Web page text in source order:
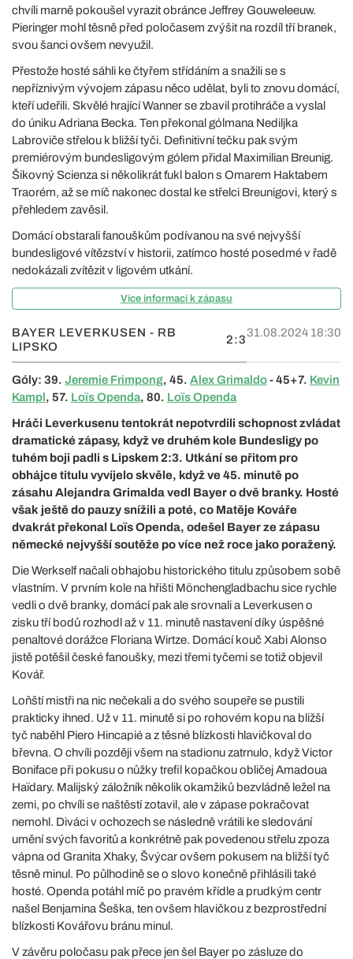
chvíli marně pokoušel vyrazit obránce Jeffrey Gouweleeuw.
Pieringer mohl těsně před poločasem zvýšit na rozdíl tří branek,
svou šanci ovšem nevyužil.
Přestože hosté sáhli ke čtyřem střídáním a snažili se s
nepříznivým vývojem zápasu něco udělat, byli to znovu domácí,
kteří udeřili. Skvělé hrající Wanner se zbavil protihráče a vyslal
do úniku Adriana Becka. Ten překonal gólmana Nediljka
Labroviče střelou k bližší tyči. Definitivní tečku pak svým
premiérovým bundesligovým gólem přidal Maximilian Breunig.
Šikovný Scienza si několikrát ťukl balon s Omarem Haktabem
Traorém, až se míč nakonec dostal ke střelci Breunigovi, který s
přehledem zavěsil.
Domácí obstarali fanouškům podívanou na své nejvyšší
bundesligové vítězství v historii, zatímco hosté posedmé v řadě
nedokázali zvítězit v ligovém utkání.
Více informací k zápasu
BAYER LEVERKUSEN - RB
LIPSKO
2:3
31.08.2024 18:30
Góly: 39. Jeremie Frimpong, 45. Alex Grimaldo- 45+7. Kevin
Kampl, 57. Loïs Openda, 80. Loïs Openda
Hráči Leverkusenu tentokrát nepotvrdili schopnost zvládat
dramatické zápasy, když ve druhém kole Bundesligy po
tuhém boji padli s Lipskem 2:3. Utkání se přitom pro
obhájce titulu vyvíjelo skvěle, když ve 45. minutě po
zásahu Alejandra Grimalda vedl Bayer o dvě branky. Hosté
však ještě do pauzy snížili a poté, co Matěje Kováře
dvakrát překonal Loïs Openda, odešel Bayer ze zápasu
německé nejvyšší soutěže po více než roce jako poražený.
Die Werkself načali obhajobu historického titulu způsobem sobě
vlastním. V prvním kole na hřišti Mönchengladbachu sice rychle
vedli o dvě branky, domácí pak ale srovnali a Leverkusen o
zisku tří bodů rozhodl až v 11. minutě nastavení díky úspěšné
penaltové dorážce Floriana Wirtze. Domácí kouč Xabi Alonso
jistě potěšil české fanoušky, mezi třemi tyčemi se totiž objevil
Kovář.
Loňští mistři na nic nečekali a do svého soupeře se pustili
prakticky ihned. Už v 11. minutě si po rohovém kopu na bližší
tyč naběhl Piero Hincapié a z těsné blízkosti hlavičkoval do
břevna. O chvíli později všem na stadionu zatrnulo, když Victor
Boniface při pokusu o nůžky trefil kopačkou obličej Amadoua
Haïdary. Malijský záložník několik okamžiků bezvládně ležel na
zemi, po chvíli se naštěstí zotavil, ale v zápase pokračovat
nemohl. Diváci v ochozech se následně vrátili ke sledování
umění svých favoritů a konkrétně pak povedenou střelu zpoza
vápna od Granita Xhaky, Švýcar ovšem pokusem na bližší tyč
těsně minul. Po půlhodině se o slovo konečně přihlásili také
hosté. Openda potáhl míč po pravém křídle a prudkým centr
našel Benjamina Šeška, ten ovšem hlavičkou z bezprostřední
blízkosti Kovářovu bránu minul.
V závěru poločasu pak přece jen šel Bayer po zásluze do